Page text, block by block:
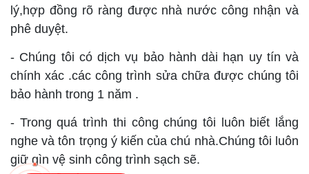
lý,hợp đồng rõ ràng được nhà nước công nhận và
phê duyệt.
- Chúng tôi có dịch vụ bảo hành dài hạn uy tín và
chính xác .các công trình sửa chữa được chúng tôi
bảo hành trong 1 năm .
- Trong quá trình thi công chúng tôi luôn biết lắng
nghe và tôn trọng ý kiến của chú nhà.Chúng tôi luôn
giữ gìn vệ sinh công trình sạch sẽ.